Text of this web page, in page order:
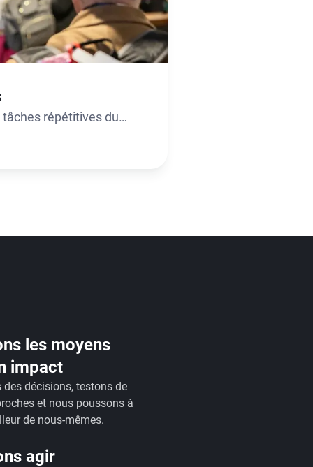
répétitives du
les moyens
impact
des décisions, testons de
et nous poussons à
de nous-mêmes.
agir